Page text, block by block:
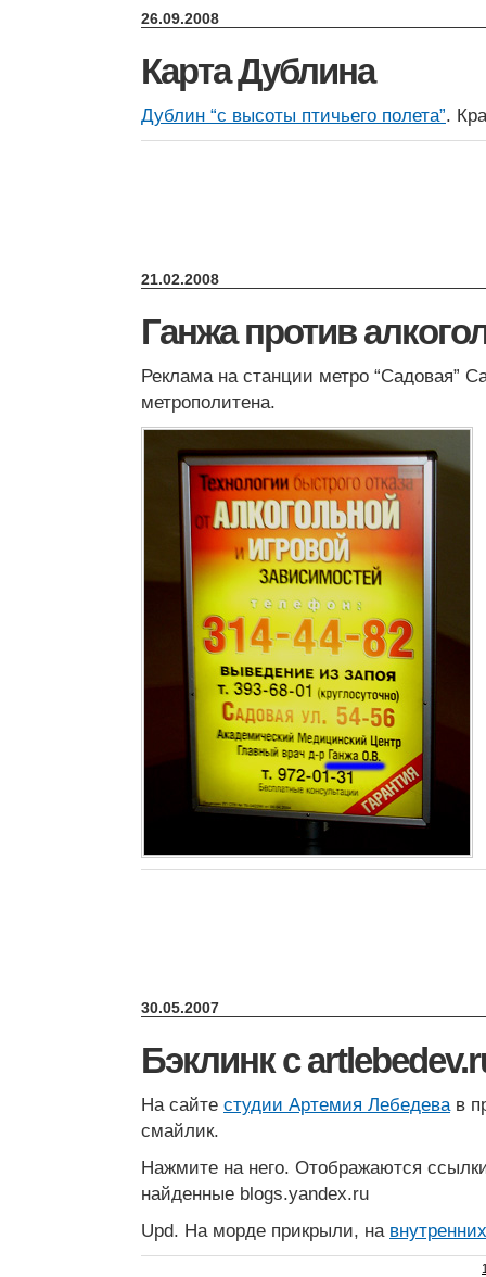
26.09.2008
Карта Дублина
Дублин “с высоты птичьего полета”.
21.02.2008
Ганжа против
Реклама на станции метро “Садовая”
метрополитена.
30.05.2007
Бэклинк с
На сайте студии Артемия Лебедевав
смайлик.
Нажмите на него. Отображаются
найденные blogs.yandex.ru
Upd. На морде прикрыли, на внутренних